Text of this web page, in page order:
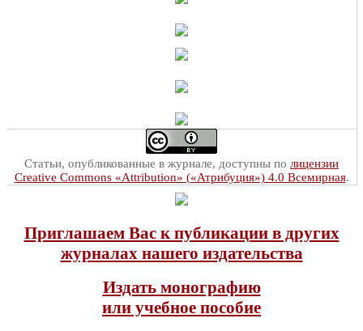
Статьи, опубликованные в журнале, доступны по лицензии
Creative Commons «Attribution» («Атрибуция») 4.0 Всемирная.
Приглашаем Вас к публикации в других
журналах нашего издательства
Издать монографию
или учебное пособие